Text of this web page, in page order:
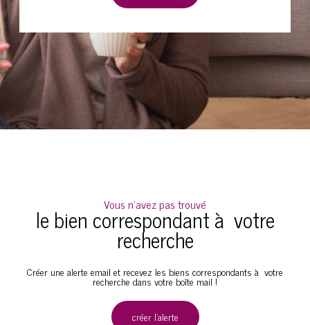
Vous n'avez pas trouvé
le bien correspondant à votre
recherche
Créer une alerte email et recevez les biens correspondants à votre
recherche dans votre boîte mail !
créer l'alerte